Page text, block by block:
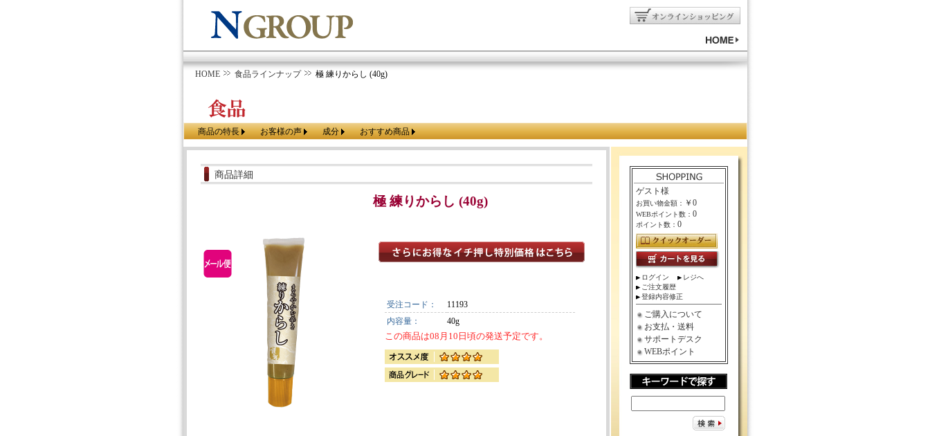
HOME 食品ラインナップ 極 練りからし (40g)
商品の特長 お客様の声 成分 おすすめ商品
商品詳細
極 練りからし (40g)
受注コード：
11193
内容量：
40g
この商品は08月10日頃の発送予定です。
ゲスト様
お買い物金額： ￥0
WEBポイント数： 0
ポイント数： 0
ログイン
レジへ
ご注文履歴
登録内容修正
ご購入について
お支払・送料
サポートデスク
WEBポイント